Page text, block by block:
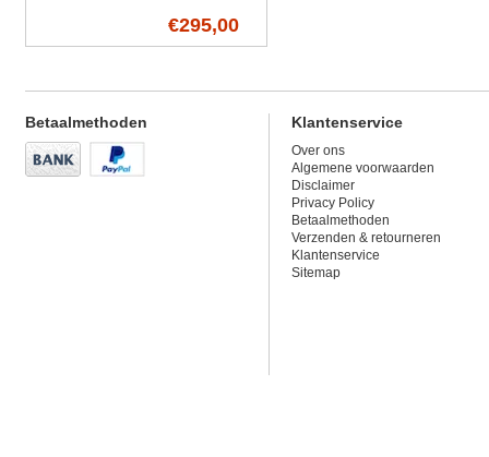
€295,00
Betaalmethoden Klantenservice
Over ons
Algemene voorwaarden
Disclaimer
Privacy Policy
Betaalmethoden
Verzenden & retourneren
Klantenservice
Sitemap